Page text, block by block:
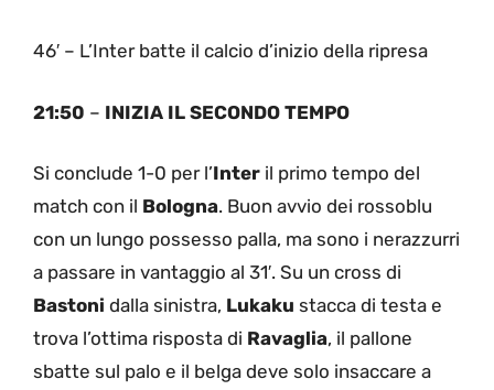
46′ – L’Inter batte il calcio d’inizio della ripresa
21:50 – INIZIA IL SECONDO TEMPO
Si conclude 1-0 per l’Inter il primo tempo del
match con il Bologna. Buon avvio dei rossoblu
con un lungo possesso palla, ma sono i nerazzurri
a passare in vantaggio al 31′. Su un cross di
Bastoni dalla sinistra, Lukaku stacca di testa e
trova l’ottima risposta di Ravaglia, il pallone
sbatte sul palo e il belga deve solo insaccare a